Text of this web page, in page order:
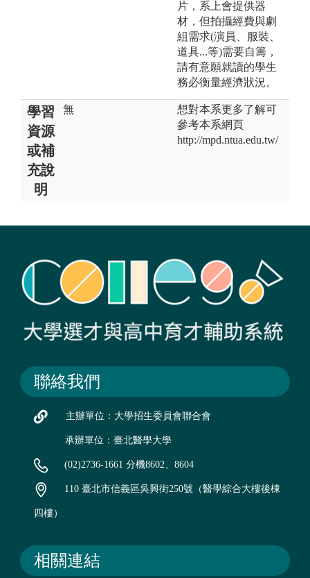
片，系上會提供器
材，但拍攝經費與劇
組需求(演員、服裝、
道具...等)需要自籌，
請有意願就讀的學生
務必衡量經濟狀況。
學習
資源
或補
充說
明
無
想對本系更多了解可
參考本系網頁
http://mpd.ntua.edu.tw/
聯絡我們
主辦單位：大學招生委員會聯合會
承辦單位：臺北醫學大學
(02)2736-1661 分機8602、8604
110 臺北市信義區吳興街250號（醫學綜合大樓後棟
四樓）
相關連結